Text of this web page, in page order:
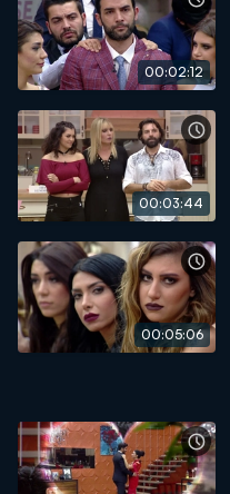
00:02:12
00:03:44
00:05:06